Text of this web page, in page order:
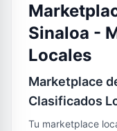
Sinaloa -
Locales
Marketplace
Clasificados
Tu marketplace